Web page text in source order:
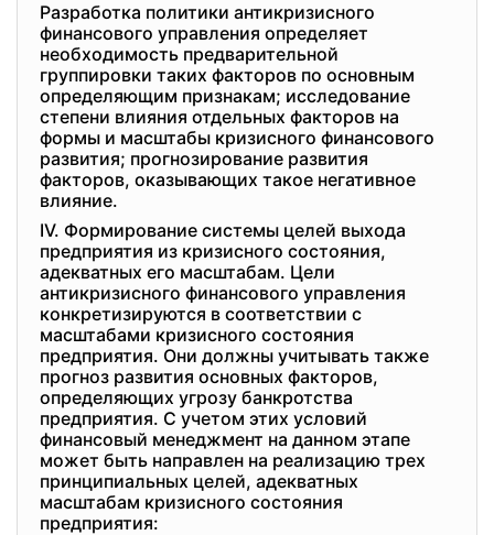
Разработка политики антикризисного
финансового управления определяет
необходимость предварительной
группировки таких факторов по основным
определяющим признакам; исследование
степени влияния отдельных факторов на
формы и масштабы кризисного финансового
развития; прогнозирование развития
факторов, оказывающих такое негативное
влияние.
IV. Формирование системы целей выхода
предприятия из кризисного состояния,
адекватных его масштабам. Цели
антикризисного финансового управления
конкретизируются в соответствии с
масштабами кризисного состояния
предприятия. Они должны учитывать также
прогноз развития основных факторов,
определяющих угрозу банкротства
предприятия. С учетом этих условий
финансовый менеджмент на данном этапе
может быть направлен на реализацию трех
принципиальных целей, адекватных
масштабам кризисного состояния
предприятия: